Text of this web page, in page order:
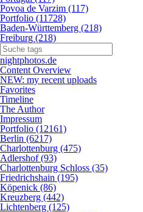
Povoa de Varzim (117)
Portfolio (11728)
Baden-Württemberg (218)
Freiburg (218)
nightphotos.de
Content Overview
NEW: my recent uploads
Favorites
Timeline
The Author
Impressum
Portfolio (12161)
Berlin (6217)
Charlottenburg (475)
Adlershof (93)
Charlottenburg Schloss (35)
Friedrichshain (195)
Köpenick (86)
Kreuzberg (442)
Lichtenberg (125)